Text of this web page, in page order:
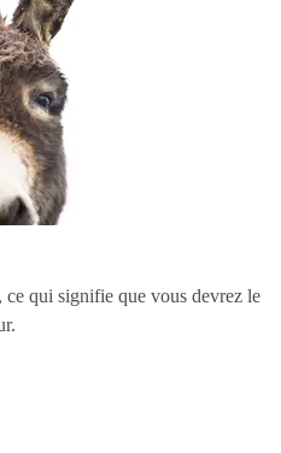
qui signifie que vous devrez le